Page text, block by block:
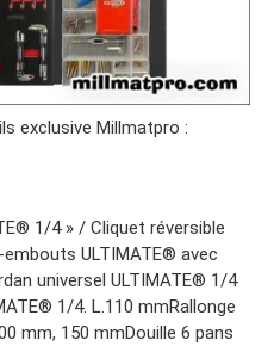
exclusive Millmatpro :
1/4 » / Cliquet réversible
embouts ULTIMATE® avec
universel ULTIMATE® 1/4
1/4. L.110 mmRallonge
mm, 150 mmDouille 6 pans